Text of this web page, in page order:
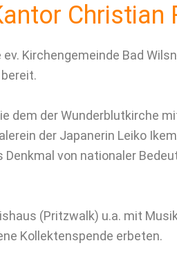
Christian
Kirchengemeinde Bad
dem der Wunderblutkirche
der Japanerin Leiko
von nationaler
(Pritzwalk) u.a. mit
Kollektenspende erbeten.